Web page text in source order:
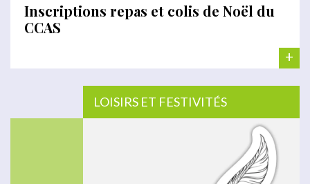
Inscriptions repas et colis de Noël du
CCAS
+
LOISIRS ET FESTIVITÉS